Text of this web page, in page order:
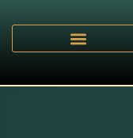
/ بانوه ساده IDM-B012